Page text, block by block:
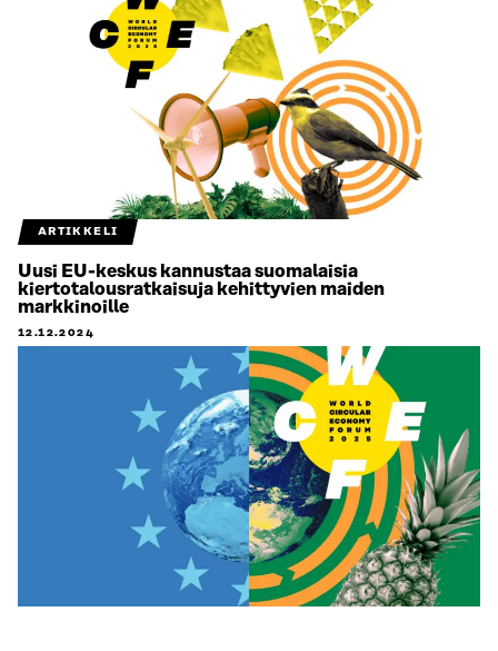
ARTIKKELI
Uusi EU-keskus kannustaa suomalaisia
kiertotalousratkaisuja kehittyvien maiden
markkinoille
12.12.2024